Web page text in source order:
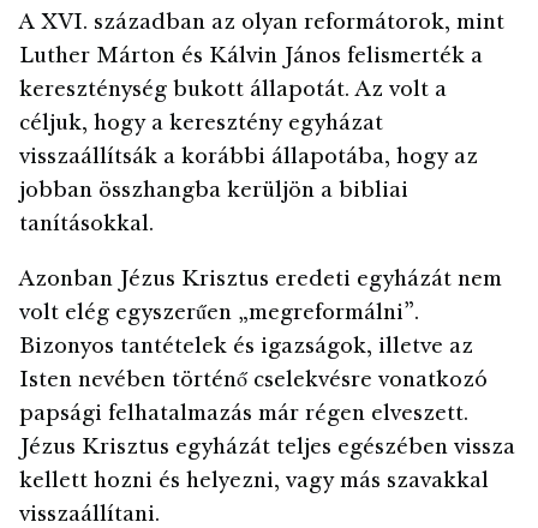
A XVI. században az olyan reformátorok, mint
Luther Márton és Kálvin János felismerték a
kereszténység bukott állapotát. Az volt a
céljuk, hogy a keresztény egyházat
visszaállítsák a korábbi állapotába, hogy az
jobban összhangba kerüljön a bibliai
tanításokkal.
Azonban Jézus Krisztus eredeti egyházát nem
volt elég egyszerűen „megreformálni”.
Bizonyos tantételek és igazságok, illetve az
Isten nevében történő cselekvésre vonatkozó
papsági felhatalmazás már régen elveszett.
Jézus Krisztus egyházát teljes egészében vissza
kellett hozni és helyezni, vagy más szavakkal
visszaállítani.